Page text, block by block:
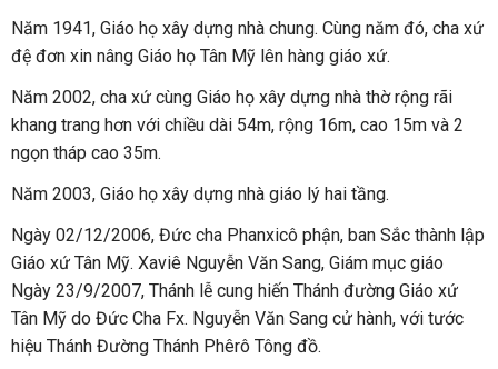
Năm 1941, Giáo họ xây dựng nhà chung. Cùng năm đó, cha xứ
đệ đơn xin nâng Giáo họ Tân Mỹ lên hàng giáo xứ.
Năm 2002, cha xứ cùng Giáo họ xây dựng nhà thờ rộng rãi
khang trang hơn với chiều dài 54m, rộng 16m, cao 15m và 2
ngọn tháp cao 35m.
Năm 2003, Giáo họ xây dựng nhà giáo lý hai tầng.
Ngày 02/12/2006, Đức cha Phanxicô phận, ban Sắc thành lập
Giáo xứ Tân Mỹ. Xaviê Nguyễn Văn Sang, Giám mục giáo
Ngày 23/9/2007, Thánh lễ cung hiến Thánh đường Giáo xứ
Tân Mỹ do Đức Cha Fx. Nguyễn Văn Sang cử hành, với tước
hiệu Thánh Đường Thánh Phêrô Tông đồ.